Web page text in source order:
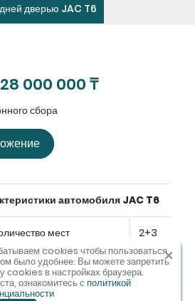
дверью JAC T6
28 000 000 ₸
сбора
автомобиля JAC T6
мест 2+3
формула
4*2
4*4
cookies чтобы пользоваться
было удобнее. Вы можете запретить
сookies в настройках браузера.
ознакомитесь с политикой